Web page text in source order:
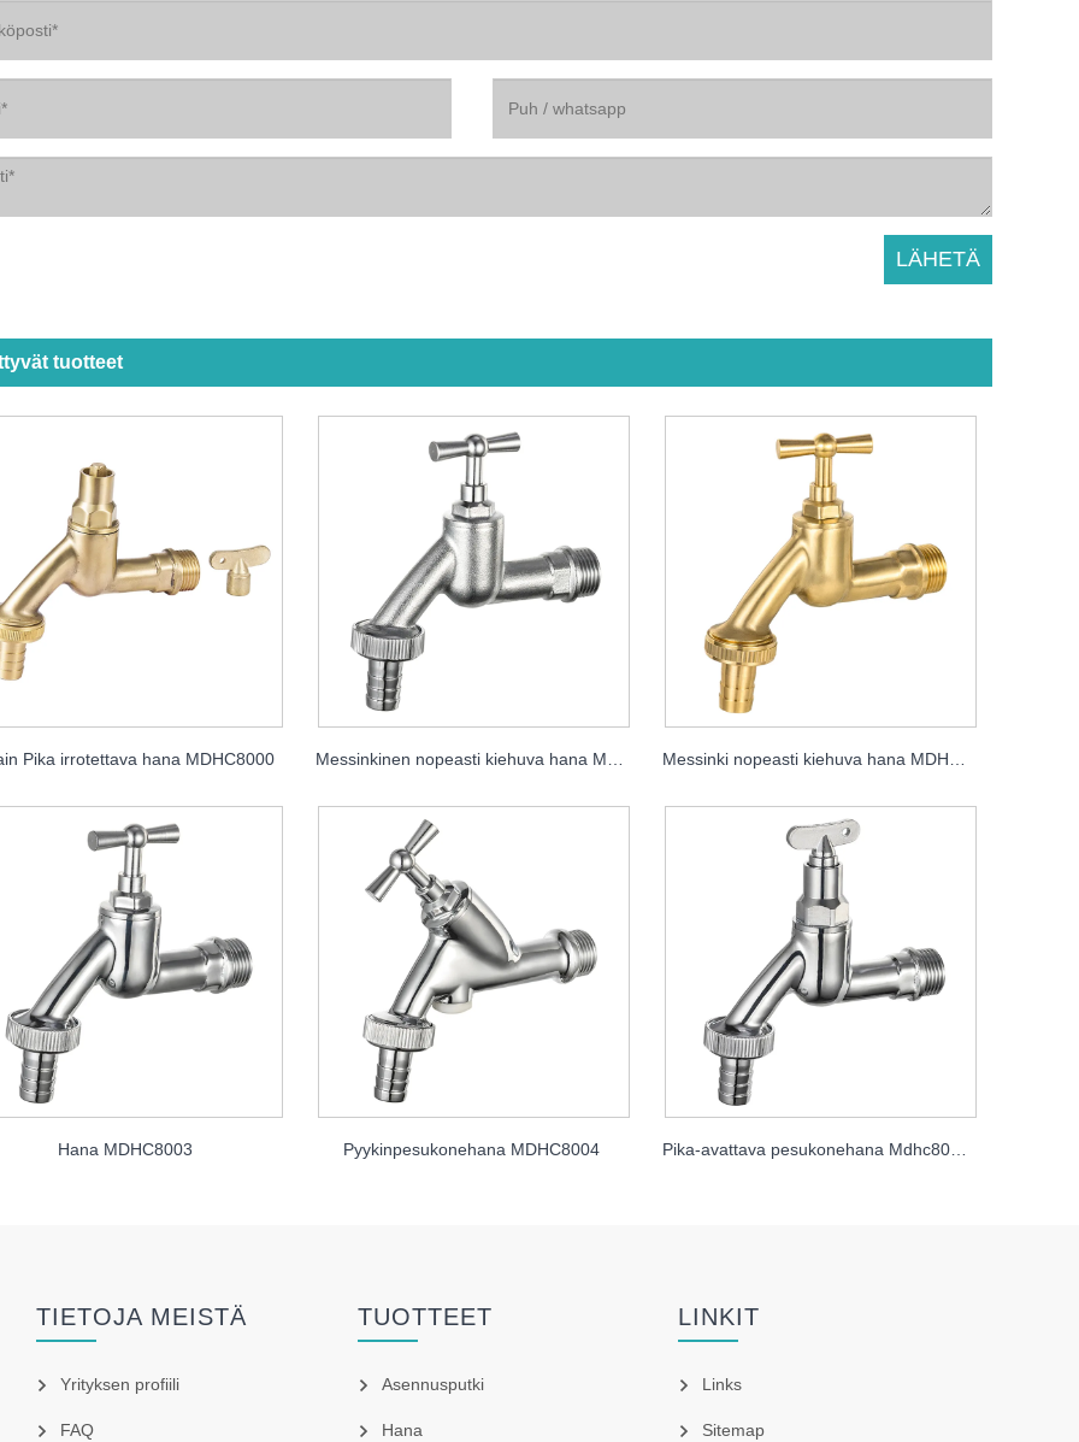
tuotteet
Pika irrotettava hana MDHC8000 Messinkinen nopeasti kiehuva hana MDHC8001 Messinki nopeasti kiehuva hana MDHC8002
Hana MDHC8003 Pyykinpesukonehana MDHC8004 Pika-avattava pesukonehana Mdhc8005 avaimella
TIETOJA MEISTÄ
Yrityksen profiili
FAQ
TUOTTEET
Asennusputki
Hana
LINKIT
Links
Sitemap